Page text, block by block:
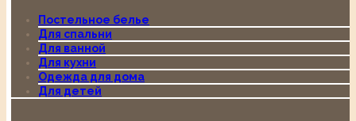
Постельное белье
Для спальни
Для ванной
Для кухни
Одежда для дома
Для детей